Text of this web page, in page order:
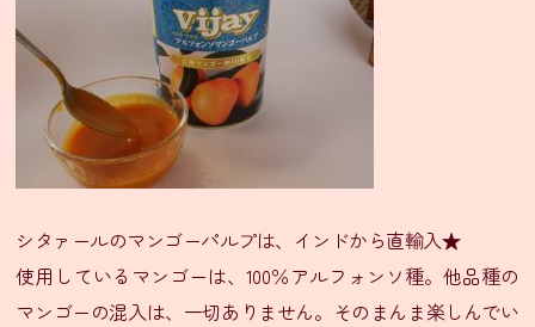
テ
ト
ニ
ュ
ー
シタァールのマンゴーパルプは、インドから直輸入★
使用しているマンゴーは、100％アルフォンソ種。他品種の
マンゴーの混入は、一切ありません。そのまんま楽しんでい